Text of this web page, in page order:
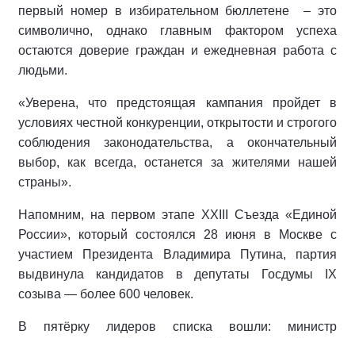
первый номер в избирательном бюллетене
– это
символично, однако главным фактором успеха
остаются доверие граждан и ежедневная работа с
людьми.
«Уверена, что предстоящая кампания пройдет в
условиях честной конкуренции, открытости и строгого
соблюдения законодательства, а окончательный
выбор, как всегда, останется за жителями нашей
страны».
Напомним, на первом этапе XXIII Съезда «Единой
России», который состоялся 28 июня в Москве с
участием Президента Владимира Путина, партия
выдвинула кандидатов в депутаты Госдумы IX
созыва — более 600 человек.
В пятёрку лидеров списка вошли: министр